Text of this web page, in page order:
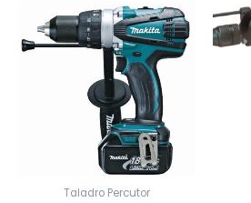
Taladro Percutor